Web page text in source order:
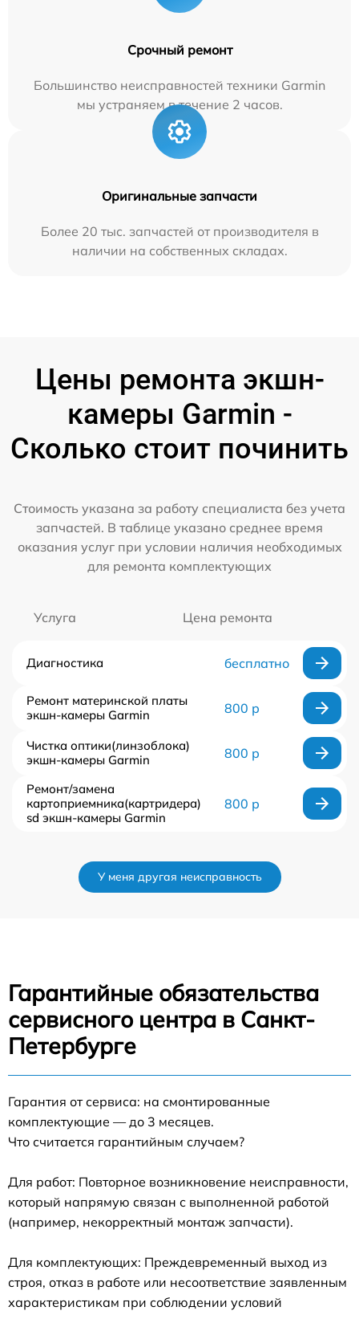
Срочный ремонт
Большинство неисправностей техники Garmin
мы устраняем в течение 2 часов.
Оригинальные запчасти
Более 20 тыс. запчастей от производителя в
наличии на собственных складах.
Цены ремонта экшн-
камеры Garmin -
Сколько стоит починить
Стоимость указана за работу специалиста без учета
запчастей. В таблице указано среднее время
оказания услуг при условии наличия необходимых
для ремонта комплектующих
Услуга Цена ремонта
Диагностика бесплатно
Ремонт материнской платы
экшн-камеры Garmin
800 р
Чистка оптики(линзоблока)
экшн-камеры Garmin
800 р
Ремонт/замена
картоприемника(картридера)
sd экшн-камеры Garmin
800 р
У меня другая неисправность
Гарантийные обязательства
сервисного центра в Санкт-
Петербурге
Гарантия от сервиса: на смонтированные
комплектующие — до 3 месяцев.
Что считается гарантийным случаем?
Для работ: Повторное возникновение неисправности,
который напрямую связан с выполненной работой
(например, некорректный монтаж запчасти).
Для комплектующих: Преждевременный выход из
строя, отказ в работе или несоответствие заявленным
характеристикам при соблюдении условий